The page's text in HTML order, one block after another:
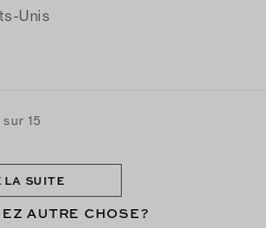
Unis
sur 15
LA SUITE
AUTRE CHOSE?